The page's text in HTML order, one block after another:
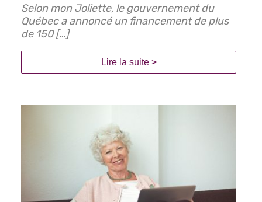
Selon mon Joliette, le gouvernement du
Québec a annoncé un financement de plus
de 150 […]
Lire la suite >